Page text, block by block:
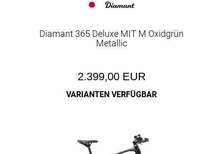
Diamant 365 Deluxe MIT M Oxidgrün
Metallic
2.399,00 EUR
VARIANTEN VERFÜGBAR